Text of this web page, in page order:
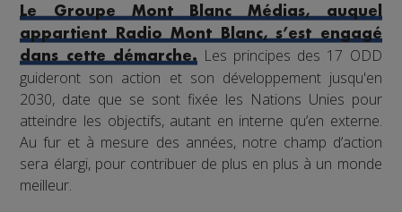
Le Groupe Mont Blanc Médias, auquel
appartient Radio Mont Blanc, s’est engagé
dans cette démarche.Les principes des 17 ODD
guideront son action et son développement jusqu'en
2030, date que se sont fixée les Nations Unies pour
atteindre les objectifs, autant en interne qu’en externe.
Au fur et à mesure des années, notre champ d’action
sera élargi, pour contribuer de plus en plus à un monde
meilleur.